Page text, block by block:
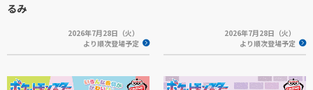
るみ
2026年7月28日（火）
より順次登場予定
2026年7月28日（火）
より順次登場予定